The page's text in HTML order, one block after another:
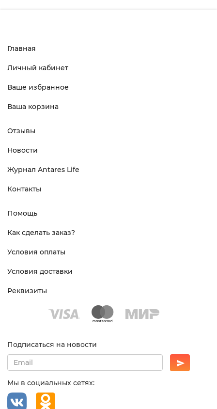
Главная
Личный кабинет
Ваше избранное
Ваша корзина
Отзывы
Новости
Журнал Antares Life
Контакты
Помощь
Как сделать заказ?
Условия оплаты
Условия доставки
Реквизиты
Подписаться на новости
Мы в социальных сетях: